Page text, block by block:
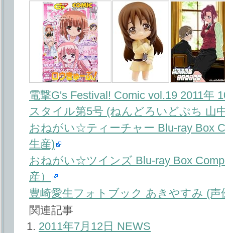
電撃G's Festival! Comic vol.19 2011年
スタイル第5号 (ねんどろいどぷち 山
おねがい☆ティーチャー Blu-ray Box
生産)
おねがい☆ツインズ Blu-ray Box
産）
豊崎愛生フォトブック あきやすみ (
関連記事
2011年7月12日 NEWS